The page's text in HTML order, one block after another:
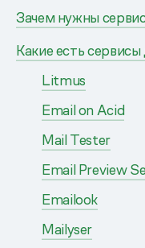
Зачем нужны
Какие есть
Litmus
Email on Acid
Mail Tester
Email Preview
Emailook
Mailyser